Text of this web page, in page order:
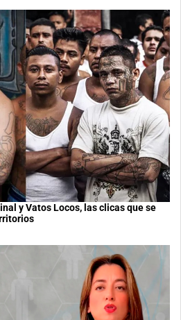
y Vatos Locos, las clicas que se